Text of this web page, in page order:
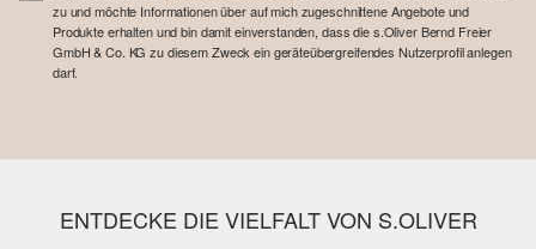
zu und möchte Informationen über auf mich zugeschnittene Angebote und
Produkte erhalten und bin damit einverstanden, dass die s.Oliver Bernd Freier
GmbH & Co. KG zu diesem Zweck ein geräteübergreifendes Nutzerprofil anlegen
darf.
ENTDECKE DIE VIELFALT VON S.OLIVER